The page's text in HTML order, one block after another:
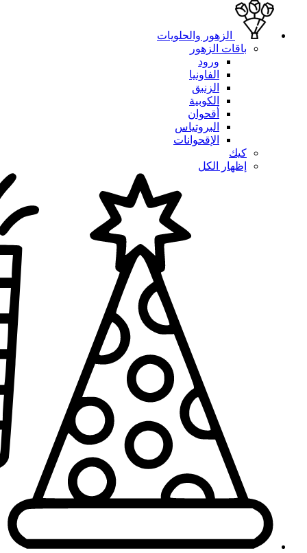
الزهور والحلويات
باقات الزهور
ورود
الفاونيا
الزنبق
الكوبية
أقحوان
البروتياس
الإقحوانات
كيك
إظهار الكل